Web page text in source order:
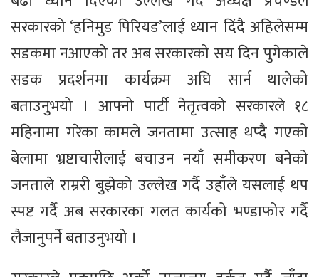
सरकारको ‘हनिमुड पिरियड’लाई ध्यान दिंदै अहिलेसम्म
सडकमा नआएको तर अब सरकारको सय दिन पुगेकाले
सडक प्रदर्शनमा कार्यक्रम अघि सार्न थालेको
बताउनुभयो । आफ्नो पार्टी नेतृत्वको सरकारले १८
महिनामा गरेका कामले जनतामा उत्साह थप्दै गएको
बेलामा भ्रष्टाचारीलाई बचाउन नयाँ समीकरण बनेको
जनताले राम्ररी बुझेको उल्लेख गर्दै उहाँले यसलाई थप
स्पष्ट गर्दै अब सरकारका गलत कार्यको भण्डाफोर गर्दै
लैजानुपर्ने बताउनुभयो ।